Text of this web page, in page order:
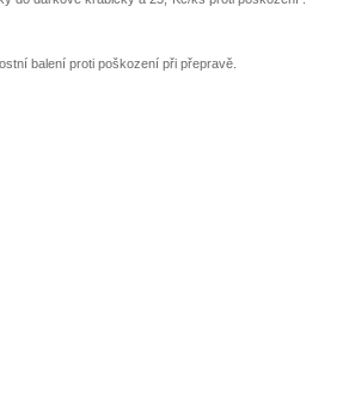
balení proti poškození při přepravě.